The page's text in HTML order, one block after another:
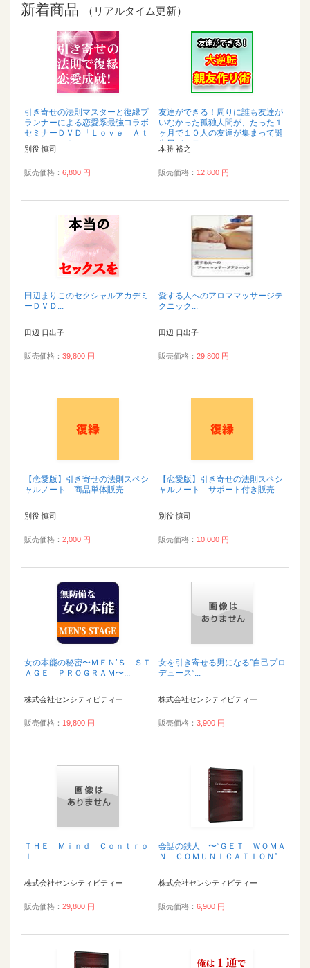
新着商品 （リアルタイム更新）
引き寄せの法則マスターと復縁プ
ランナーによる恋愛系最強コラボ
セミナーＤＶＤ「Ｌｏｖｅ Ａｔ
ｔｒａｃｔｉｏ...
別役 慎司
販売価格： 6,800 円
友達ができる！周りに誰も友達が
いなかった孤独人間が、たった１
ヶ月で１０人の友達が集まって誕
生日パーティー...
本勝 裕之
販売価格： 12,800 円
田辺まりこのセクシャルアカデミ
ーＤＶＤ...
田辺 日出子
販売価格： 39,800 円
愛する人へのアロママッサージテ
クニック...
田辺 日出子
販売価格： 29,800 円
【恋愛版】引き寄せの法則スペシ
ャルノート 商品単体販売...
別役 慎司
販売価格： 2,000 円
【恋愛版】引き寄せの法則スペシ
ャルノート サポート付き販売...
別役 慎司
販売価格： 10,000 円
女の本能の秘密〜ＭＥＮ’Ｓ ＳＴ
ＡＧＥ ＰＲＯＧＲＡＭ〜...
株式会社センシティビティー
販売価格： 19,800 円
女を引き寄せる男になる”自己プロ
デュース”...
株式会社センシティビティー
販売価格： 3,900 円
ＴＨＥ Ｍｉｎｄ Ｃｏｎｔｒｏ
ｌ
株式会社センシティビティー
販売価格： 29,800 円
会話の鉄人 〜”ＧＥＴ ＷＯＭＡ
Ｎ ＣＯＭＵＮＩＣＡＴＩＯＮ”...
株式会社センシティビティー
販売価格： 6,900 円